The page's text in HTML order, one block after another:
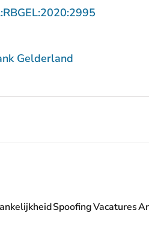
Gelderland
Rechtspraak.nl
Rechtspraak.nl
U verlaat Rechtspraak.nl
- U verlaat Rechtspraak.nl
- U verlaat Rechtspraak.nl
nieuwsbrief - U verlaat
SpoofingVacatures
- U verlaat